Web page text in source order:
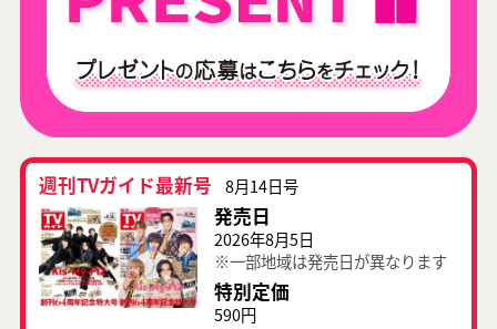
週刊TVガイド最新号 8月14日号
発売日
2026年8月5日
※一部地域は発売日が異なります
特別定価
590円